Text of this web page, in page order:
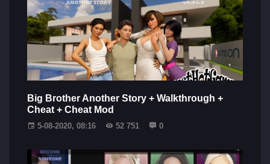
Big Brother Another Story + Walkthrough +
Cheat + Cheat Mod
5-08-2020, 08:16 52 751 0